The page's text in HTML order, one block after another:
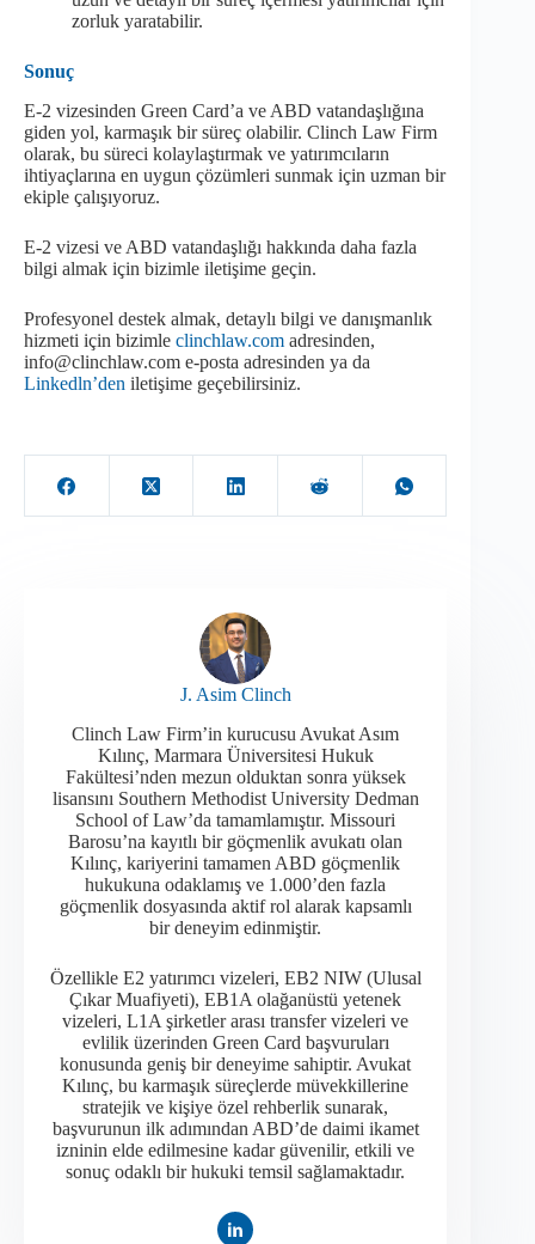
zorluk yaratabilir.
Sonuç
E-2 vizesinden Green Card’a ve ABD vatandaşlığına
giden yol, karmaşık bir süreç olabilir. Clinch Law Firm
olarak, bu süreci kolaylaştırmak ve yatırımcıların
ihtiyaçlarına en uygun çözümleri sunmak için uzman bir
ekiple çalışıyoruz.
E-2 vizesi ve ABD vatandaşlığı hakkında daha fazla
bilgi almak için bizimle iletişime geçin.
Profesyonel destek almak, detaylı bilgi ve danışmanlık
hizmeti için bizimle clinchlaw.com adresinden,
info@clinchlaw.com e-posta adresinden ya da
Linkedln’den iletişime geçebilirsiniz.
J. Asim Clinch
Clinch Law Firm’in kurucusu Avukat Asım
Kılınç, Marmara Üniversitesi Hukuk
Fakültesi’nden mezun olduktan sonra yüksek
lisansını Southern Methodist University Dedman
School of Law’da tamamlamıştır. Missouri
Barosu’na kayıtlı bir göçmenlik avukatı olan
Kılınç, kariyerini tamamen ABD göçmenlik
hukukuna odaklamış ve 1.000’den fazla
göçmenlik dosyasında aktif rol alarak kapsamlı
bir deneyim edinmiştir.​
Özellikle E2 yatırımcı vizeleri, EB2 NIW (Ulusal
Çıkar Muafiyeti), EB1A olağanüstü yetenek
vizeleri, L1A şirketler arası transfer vizeleri ve
evlilik üzerinden Green Card başvuruları
konusunda geniş bir deneyime sahiptir. Avukat
Kılınç, bu karmaşık süreçlerde müvekkillerine
stratejik ve kişiye özel rehberlik sunarak,
başvurunun ilk adımından ABD’de daimi ikamet
izninin elde edilmesine kadar güvenilir, etkili ve
sonuç odaklı bir hukuki temsil sağlamaktadır.